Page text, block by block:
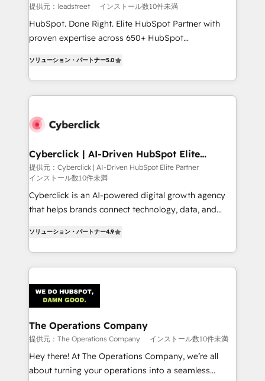
projects completed, our Agile approach ensures your
HubSpot CRM drives measurable results. Our
RevOps services align your sales, marketing, and
optimize the revenue lifecycle—lead generation to
retention—by refining processes and eliminating
maximize profitability and adapt to your goals.
提供元：leadstreet インストール数10件未満
HubSpot. Done Right. Elite HubSpot Partner with
proven expertise across 650+ HubSpot
experience, we help you use the HubSpot platform
to its fullest capacity, improve your current HubSpot
website, or build your new one.
ソリューション・パートナー5.0
Cyberclick | AI-Driven HubSpot Elite
Partner
提供元：Cyberclick | AI-Driven HubSpot Elite Partner
インストール数10件未満
Cyberclick is an AI-powered digital growth agency
that helps brands connect technology, data, and
Barcelona and operating across Spain, LATAM, and
the UK, we support global companies in building
smarter marketing, sales, and customer success
Iberia (Spain & Portugal), we combine human insight
with intelligent automation to drive sustainable
growth. Our multidisciplinary team designs solutions
that simplify complexity, boost performance, and
turn innovation into real impact. 🌍 Highlights •
HubSpot Partner since 2012 • 2022 EMEA Impact
ソリューション・パートナー4.9
The Operations Company
提供元：The Operations Company インストール数10件未満
Hey there! At The Operations Company, we’re all
about turning your operations into a seamless